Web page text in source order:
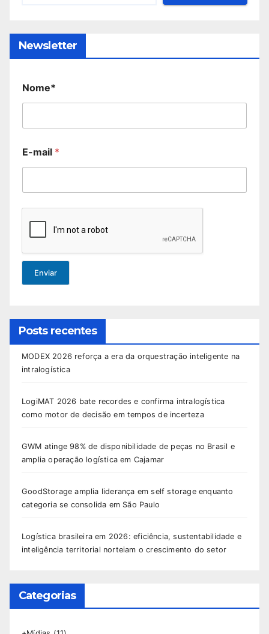
Newsletter
Nome*
E-mail *
Enviar
Posts recentes
MODEX 2026 reforça a era da orquestração inteligente na
intralogística
LogiMAT 2026 bate recordes e confirma intralogística
como motor de decisão em tempos de incerteza
GWM atinge 98% de disponibilidade de peças no Brasil e
amplia operação logística em Cajamar
GoodStorage amplia liderança em self storage enquanto
categoria se consolida em São Paulo
Logística brasileira em 2026: eficiência, sustentabilidade e
inteligência territorial norteiam o crescimento do setor
Categorias